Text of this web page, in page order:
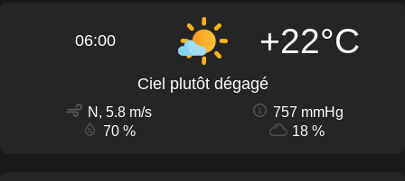
06:00 +22°C
Ciel plutôt dégagé
N, 5.8 m/s
757 mmHg
70 %
18 %